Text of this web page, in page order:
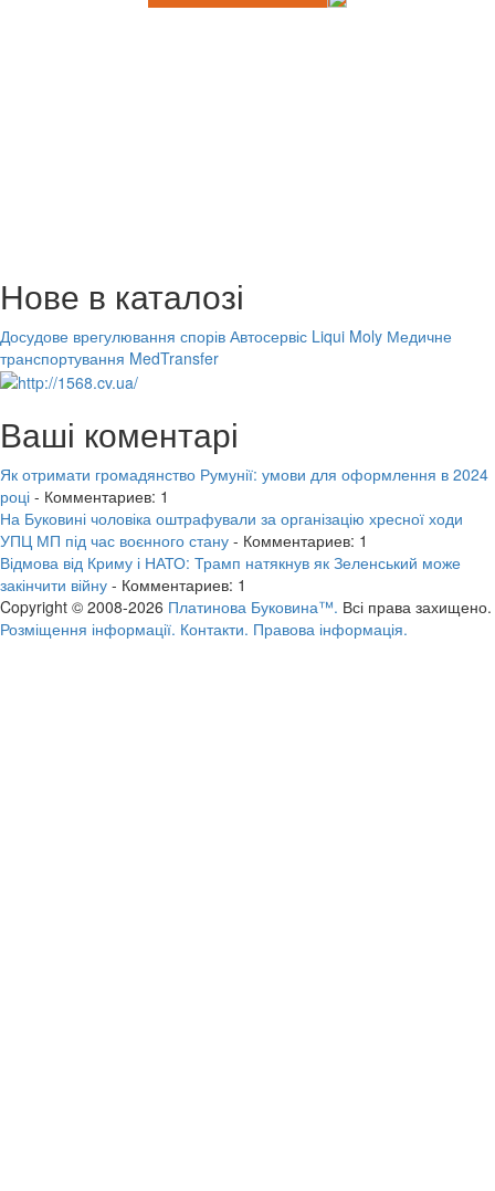
Нове в каталозі
Досудове врегулювання спорів Автосервіс Liqui Moly Медичне
транспортування MedTransfer
Ваші коментарі
Як отримати громадянство Румунії: умови для оформлення в 2024
році - Комментариев: 1
На Буковині чоловіка оштрафували за організацію хресної ходи
УПЦ МП під час воєнного стану - Комментариев: 1
Відмова від Криму і НАТО: Трамп натякнув як Зеленський може
закінчити війну - Комментариев: 1
Copyright © 2008-2026 Платинова Буковина™. Всі права захищено.
Розміщення інформації. Контакти. Правова інформація.